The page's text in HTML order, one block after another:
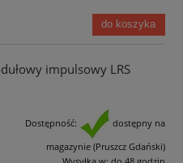
do koszyka
impulsowy LRS
Dostępność:
dostępny na
magazynie (Pruszcz Gdański)